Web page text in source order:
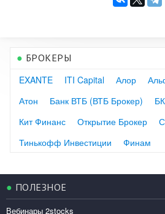
● БРОКЕРЫ
EXANTE
ITI Capital Алор
Атон
Банк ВТБ (ВТБ Брокер)
Кит Финанс
Открытие Брокер
Тинькофф Инвестиции
Финам
● ПОЛЕЗНОЕ
Вебинары 2stocks